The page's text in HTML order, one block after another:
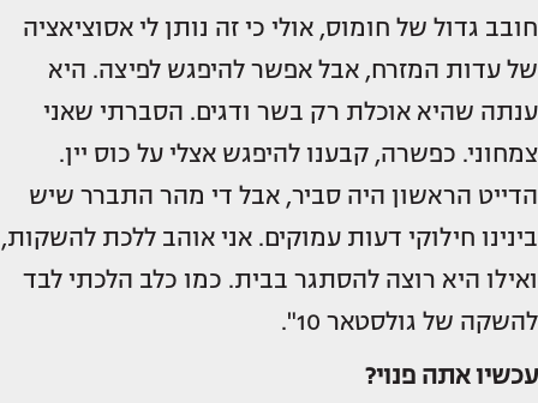
חובב גדול של חומוס, אולי כי זה נותן לי אסוציאציה
של עדות המזרח, אבל אפשר להיפגש לפיצה. היא
ענתה שהיא אוכלת רק בשר ודגים. הסברתי שאני
צמחוני. כפשרה, קבענו להיפגש אצלי על כוס יין.
הדייט הראשון היה סביר, אבל די מהר התברר שיש
בינינו חילוקי דעות עמוקים. אני אוהב ללכת להשקות,
ואילו היא רוצה להסתגר בבית. כמו כלב הלכתי לבד
להשקה של גולסטאר 10".
עכשיו אתה פנוי?